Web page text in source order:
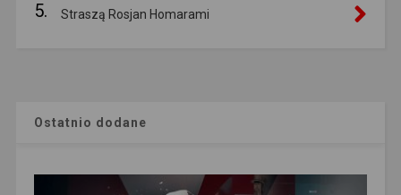
5. Straszą Rosjan Homarami
Ostatnio dodane